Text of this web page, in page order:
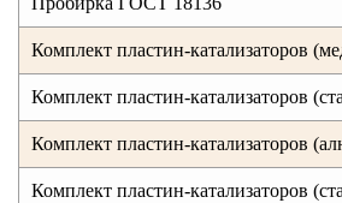
Комплект пластин-катализаторов
Комплект пластин-катализаторов
Комплект пластин-катализаторов
Комплект пластин-катализаторов